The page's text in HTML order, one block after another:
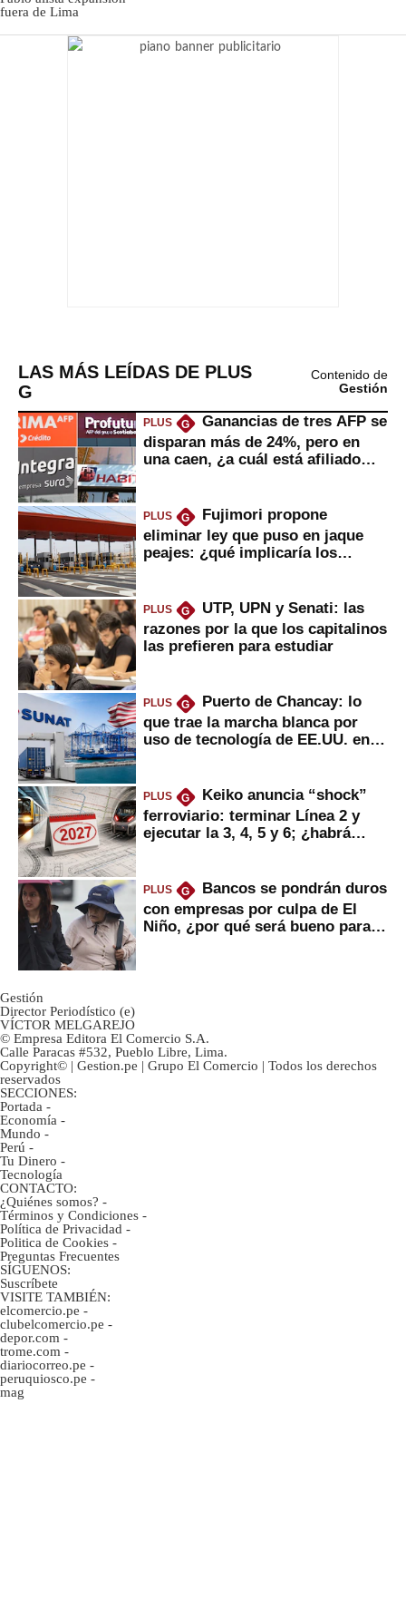
LAS MÁS LEÍDAS DE PLUS
G
Contenido de
Gestión
PLUS G
Ganancias de tres AFP se
disparan más de 24%, pero en
una caen, ¿a cuál está afiliado
PLUS G
Fujimori propone
eliminar ley que puso en jaque
peajes: ¿qué implicaría los
PLUS G
UTP, UPN y Senati: las
razones por la que los capitalinos
las prefieren para estudiar
PLUS G
Puerto de Chancay: lo
que trae la marcha blanca por
uso de tecnología de EE.UU. en
PLUS G
Keiko anuncia “shock”
ferroviario: terminar Línea 2 y
ejecutar la 3, 4, 5 y 6; ¿habrá
PLUS G
Bancos se pondrán duros
con empresas por culpa de El
Niño, ¿por qué será bueno para
Gestión
Director Periodístico (e)
VÍCTOR MELGAREJO
© Empresa Editora El Comercio S.A.
Calle Paracas #532, Pueblo Libre, Lima.
Copyright© | Gestion.pe | Grupo El Comercio | Todos los derechos
reservados
SECCIONES:
Portada -
Economía -
Mundo -
Perú -
Tu Dinero -
Tecnología
CONTACTO:
¿Quiénes somos? -
Términos y Condiciones -
Política de Privacidad -
Politica de Cookies -
Preguntas Frecuentes
SÍGUENOS:
Suscríbete
VISITE TAMBIÉN:
elcomercio.pe -
clubelcomercio.pe -
depor.com -
trome.com -
diariocorreo.pe -
peruquiosco.pe -
mag